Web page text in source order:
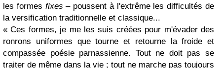
les formes fixes – poussent à l'extrême les difficultés de
la versification traditionnelle et classique...
« Ces formes, je me les suis créées pour m'évader des
ronrons uniformes que tourne et retourne la froide et
compassée poésie parnassienne. Tout ne doit pas se
traiter de même dans la vie ; tout ne marche pas toujours